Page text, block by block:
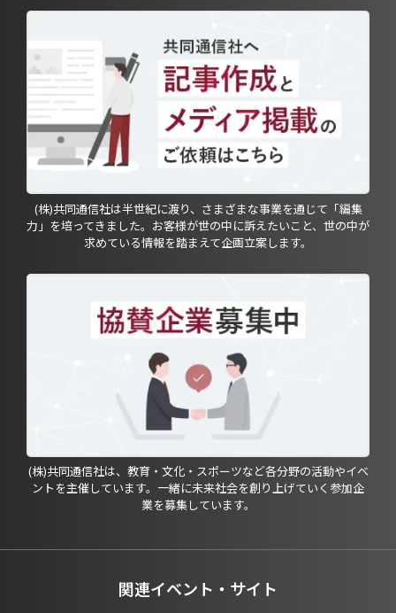
(株)共同通信社は半世紀に渡り、さまざまな事業を通じて「編集
力」を培ってきました。お客様が世の中に訴えたいこと、世の中が
求めている情報を踏まえて企画立案します。
(株)共同通信社は、教育・文化・スポーツなど各分野の活動やイベ
ントを主催しています。一緒に未来社会を創り上げていく参加企
業を募集しています。
関連イベント・サイト